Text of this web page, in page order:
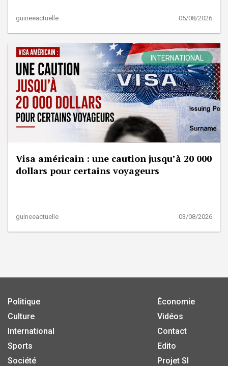
guineeactuelle 05/08/2026
INTERNATIONAL
Visa américain : une caution jusqu’à 20 000
dollars pour certains voyageurs
guineeactuelle 03/08/2026
Politique
Culture
International
Sports
Société
Économie
Vidéos
Contact
Edito
Projet SI